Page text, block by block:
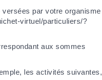
par votre organisme
virtuel/particuliers/?
aux sommes
les activités suivantes,